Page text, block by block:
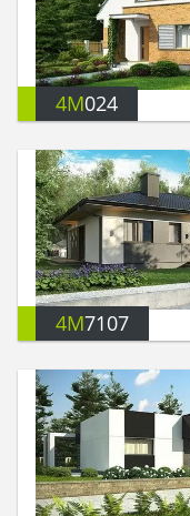
4M024
4M7107